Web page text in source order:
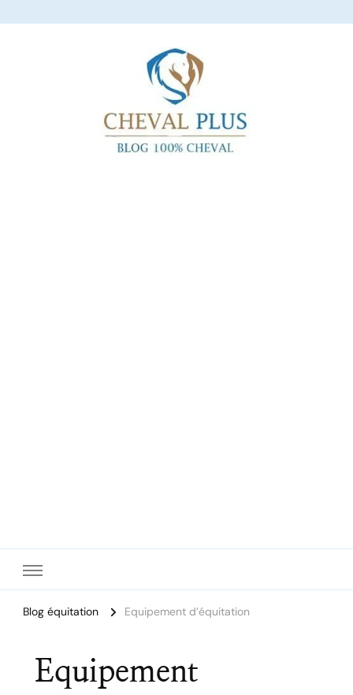
Blog équitation Equipement d’équitation
Equipement